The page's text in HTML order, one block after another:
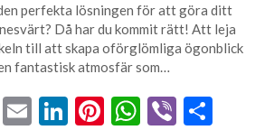
perfekta lösningen för att göra ditt
Då har du kommit rätt! Att leja
till att skapa oförglömliga ögonblick
fantastisk atmosfär som…
X EmailLinkedIn
Pinterest
WhatsApp
Viber